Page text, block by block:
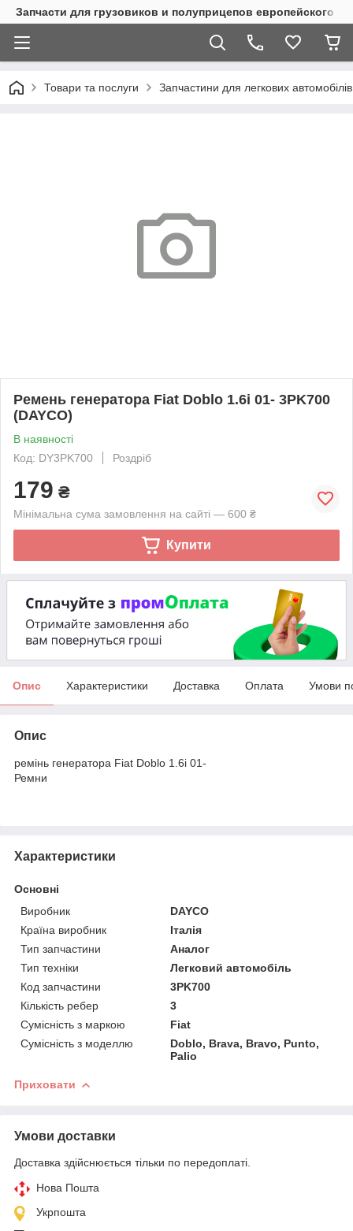
Запчасти для грузовиков и полуприцепов европейского
Товари та послуги Запчастини для легкових автомобілів
Ремень генератора Fiat Doblo 1.6i 01- 3PK700
(DAYCO)
В наявності
Код: DY3PK700
Роздріб
179 ₴
Мінімальна сума замовлення на сайті — 600 ₴
Купити
Опис Характеристики Доставка Оплата Умови
Опис
ремінь генератора Fiat Doblo 1.6i 01-
Ремни
Характеристики
Основні
Виробник
DAYCO
Країна виробник
Італія
Тип запчастини
Аналог
Тип техніки
Легковий автомобіль
Код запчастини
3PK700
Кількість ребер
3
Сумісність з маркою
Fiat
Сумісність з моделлю
Doblo, Brava, Bravo, Punto,
Palio
Приховати
Умови доставки
Доставка здійснюється тільки по передоплаті.
Нова Пошта
Укрпошта